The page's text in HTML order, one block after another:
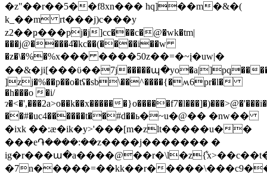
�z"��r��5��f8xn��� hq]��m�&�(
k_��m rt���j)c���y
z2��ҏ���pj�j]cc���c�@�wk�tm|
���j@����4̍�kc��(����i��w
�z�\�%�%х��� ����50z��=�~į�uw|�
��&�ji[���ϋ��7j�����պ�yo�a|]pq��
]zj�%��p��o�tʢ�sb\��^����{�ʍ6pr�l�
�h���o �i/
ɂ�<�',���2a>o��k��x�����
��#�uc4������t��#d��ь�~u�@�� �nw��
�ixk ��:ӕ�ik�y>'���[m�zlt�����u��
���e֏����:��z����j������� �
�7n�����=��kk��r�